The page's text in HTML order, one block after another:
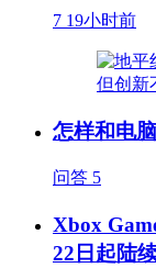
7 19小时前
怎样和电
问答 5
Xbox
22日起陆